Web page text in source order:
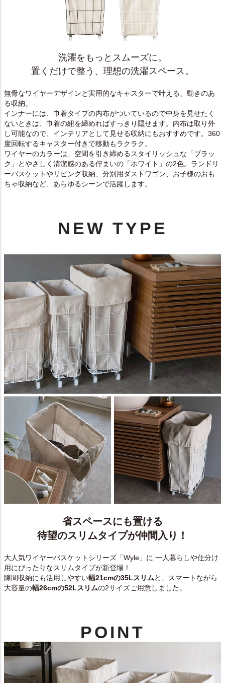
洗濯をもっとスムーズに。
置くだけで整う、理想の洗濯スペース。
無骨なワイヤーデザインと実用的なキャスターで叶える、動きのあ
る収納。
インナーには、巾着タイプの内布がついているので中身を見せたく
ないときは、巾着の紐を締めればすっきり隠せます。内布は取り外
し可能なので、インテリアとして見せる収納にもおすすめです。360
度回転するキャスター付きで移動もラクラク。
ワイヤーのカラーは、空間を引き締めるスタイリッシュな「ブラッ
ク」とやさしく清潔感のある佇まいの「ホワイト」の2色。ランドリ
ーバスケットやリビング収納、分別用ダストワゴン、お子様のおも
ちゃ収納など、あらゆるシーンで活躍します。
NEW TYPE
省スペースにも置ける
待望のスリムタイプが仲間入り！
大人気ワイヤーバスケットシリーズ「Wyle」に 一人暮らしや仕分け
用にぴったりなスリムタイプが新登場！
隙間収納にも活用しやすい幅21cmの35Lスリムと、スマートながら
大容量の幅26cmの52Lスリムの2サイズご用意しました。
POINT